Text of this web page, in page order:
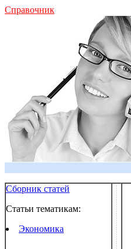
Справочник
Сборник статей
Статьи тематикам:
Экономика